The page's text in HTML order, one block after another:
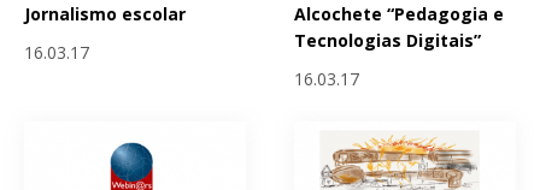
Jornalismo escolar
16.03.17
Alcochete “Pedagogia e
Tecnologias Digitais”
16.03.17